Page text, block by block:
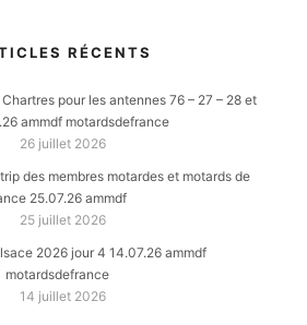
RÉCENTS
pour les antennes 76 – 27 – 28 et
ammdf motardsdefrance
26 juillet 2026
des membres motardes et motards de
25.07.26 ammdf
25 juillet 2026
2026 jour 4 14.07.26 ammdf
motardsdefrance
14 juillet 2026